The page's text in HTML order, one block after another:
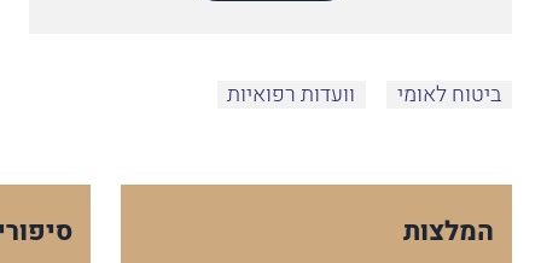
ביטוח לאומי וועדות רפואיות
המלצות